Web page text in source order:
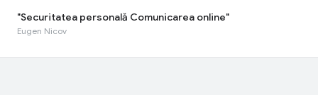
"Securitatea personală Comunicarea online"
Eugen Nicov